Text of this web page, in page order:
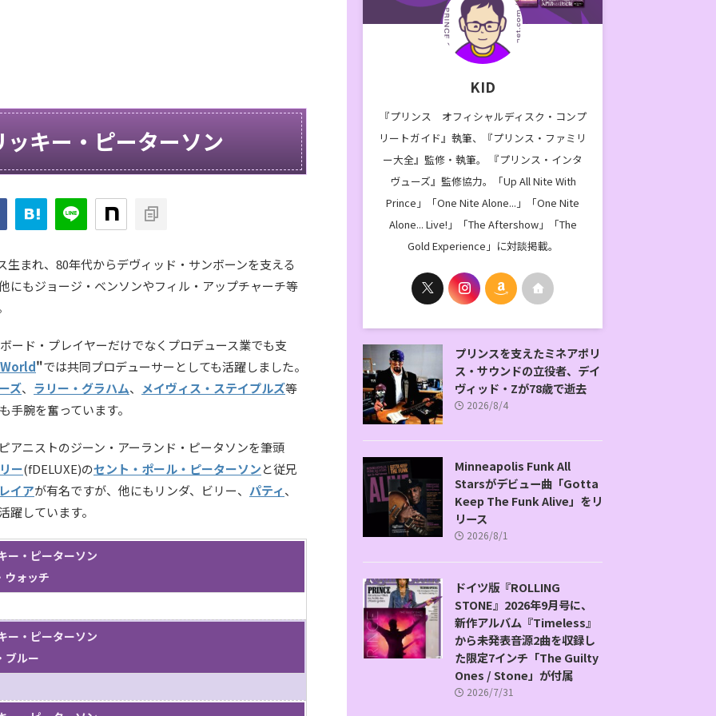
キー・ピーターソン
まれ、80年代からデヴィッド・サンボーンを支える
にもジョージ・ベンソンやフィル・アップチャーチ等
ード・プレイヤーだけでなくプロデュース業でも支
"では共同プロデューサーとしても活躍しました。
ズ、 ラリー・グラハム、 メイヴィス・ステイプルズ等
手腕を奮っています。
アニストのジーン・アーランド・ピータソンを筆頭
ー(fDELUXE)のセント・ポール・ピーターソンと従兄
イアが有名ですが、他にもリンダ、ビリー、 パティ、
躍しています。
・ピーターソン
ォッチ
・ピーターソン
ブルー
KID
『プリンス オフィシャルディスク・コンプ
リートガイド』執筆、『プリンス・ファミリ
ー大全』監修・執筆。 『プリンス・インタ
ヴューズ』監修協力。「Up All Nite With
Prince」「One Nite Alone...」「One Nite
Alone... Live!」「The Aftershow」「The
Gold Experience」に対談掲載。
プリンスを支えたミネアポリ
ス・サウンドの立役者、デイ
ヴィッド・Zが78歳で逝去
2026/8/4
Minneapolis Funk All
Starsがデビュー曲「Gotta
Keep The Funk Alive」をリ
リース
2026/8/1
ドイツ版『ROLLING
STONE』2026年9月号に、
新作アルバム『Timeless』
から未発表音源2曲を収録し
た限定7インチ「The Guilty
Ones / Stone」が付属
2026/7/31